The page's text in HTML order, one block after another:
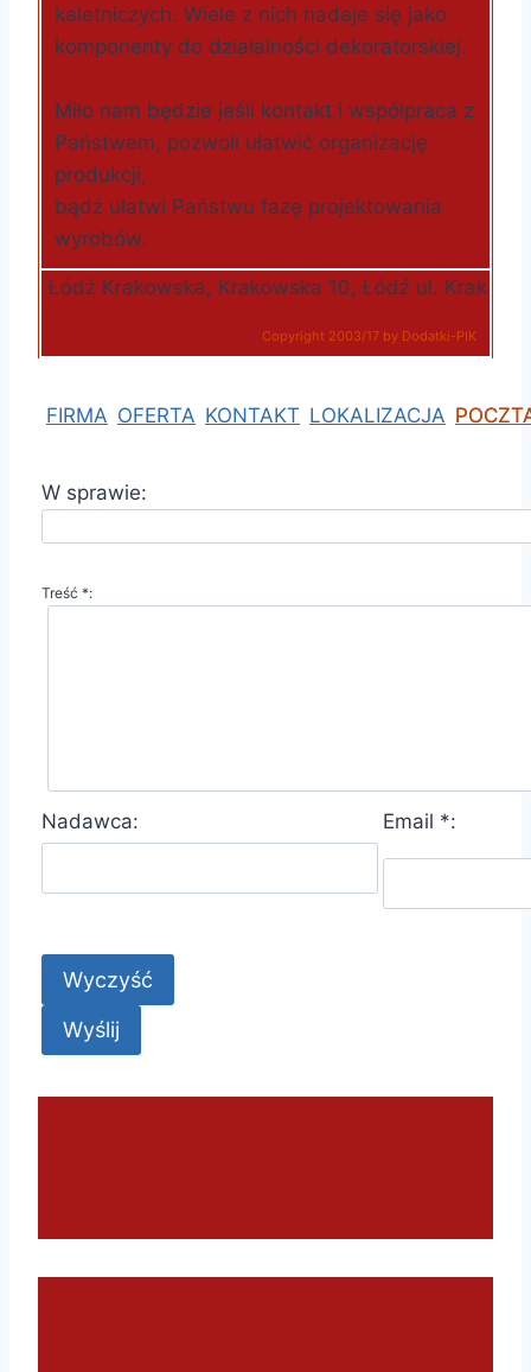
kaletniczych. Wiele z nich nadaje się jako
komponenty do działalności dekoratorskiej.
Miło nam będzie jeśli kontakt i współpraca z
Państwem, pozwoli ułatwić organizację
produkcji,
bądź ułatwi Państwu fazę projektowania
wyrobów.
Krakowska, Krakowska 10, Łódź ul.
Copyright 2003/17 by Dodatki-PIK
FIRMA OFERTA KONTAKT LOKALIZACJA
W sprawie:
Treść *:
Nadawca: Email *: